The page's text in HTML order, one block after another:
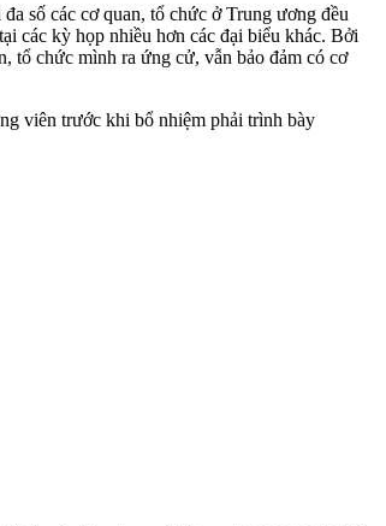
số các cơ quan, tổ chức ở Trung ương đều
các kỳ họp nhiều hơn các đại biểu khác. Bởi
tổ chức mình ra ứng cử, vẫn bảo đảm có cơ
viên trước khi bổ nhiệm phải trình bày